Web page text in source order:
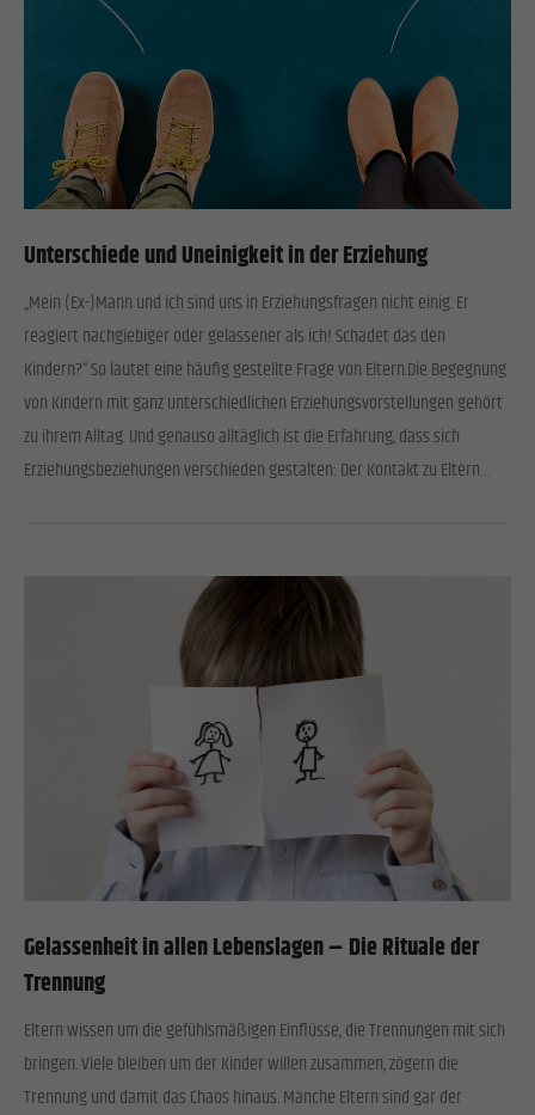
Unterschiede und Uneinigkeit in der Erziehung
„Mein (Ex-)Mann und ich sind uns in Erziehungsfragen nicht einig. Er
reagiert nachgiebiger oder gelassener als ich! Schadet das den
Kindern?“ So lautet eine häufig gestellte Frage von Eltern.Die Begegnung
von Kindern mit ganz unterschiedlichen Erziehungsvorstellungen gehört
zu ihrem Alltag. Und genauso alltäglich ist die Erfahrung, dass sich
Erziehungsbeziehungen verschieden gestalten: Der Kontakt zu Eltern…
Gelassenheit in allen Lebenslagen – Die Rituale der
Trennung
Eltern wissen um die gefühlsmäßigen Einflüsse, die Trennungen mit sich
bringen. Viele bleiben um der Kinder willen zusammen, zögern die
Trennung und damit das Chaos hinaus. Manche Eltern sind gar der
lassen und so nur bestimmte Cookies auswählen.
Alle akzeptieren
Speichern
Datenschutzeinstellungen
Essenziell (1)
der Website erforderlich.
Statistiken (1)
Statistik Cookies erfassen Informationen anonym. Diese Informationen helfen uns zu verstehen, wie
unsere Besucher unsere Website nutzen.
Cookie-Informationen anzeigen
Externe Medien (2)
Cookie-Informationen anzeigen
Datenschutzerklärung